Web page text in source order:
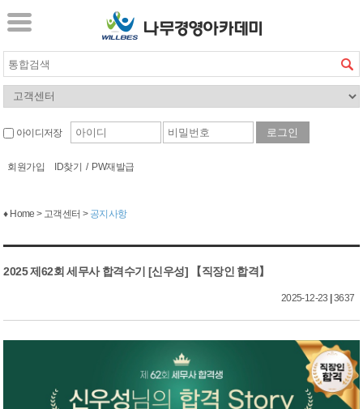
아이디저장
회원가입 ID찾기 / PW재발급
♦ Home > 고객센터 > 공지사항
2025 제62회 세무사 합격수기 [신우성] 【직장인 합격】
2025-12-23 |3637